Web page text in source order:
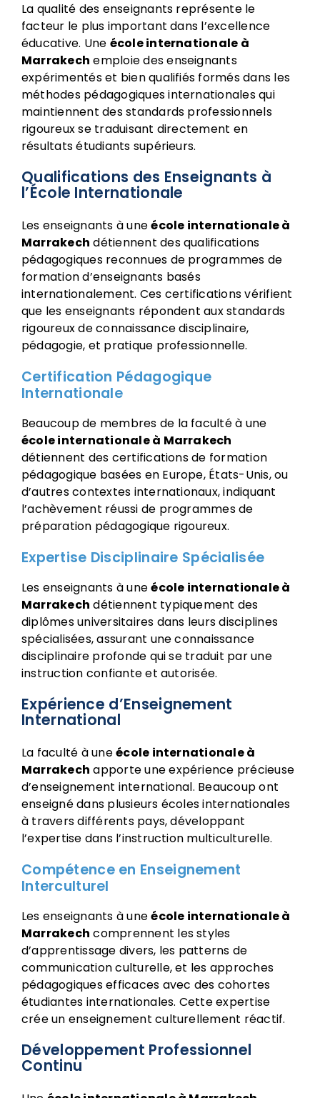
La qualité des enseignants représente le
facteur le plus important dans l’excellence
éducative. Une école internationale à
Marrakech emploie des enseignants
expérimentés et bien qualifiés formés dans les
méthodes pédagogiques internationales qui
maintiennent des standards professionnels
rigoureux se traduisant directement en
résultats étudiants supérieurs.
Qualifications des Enseignants à
l’École Internationale
Les enseignants à uneécole internationale à
Marrakech détiennent des qualifications
pédagogiques reconnues de programmes de
formation d’enseignants basés
internationalement. Ces certifications vérifient
que les enseignants répondent aux standards
rigoureux de connaissance disciplinaire,
pédagogie, et pratique professionnelle.
Certification Pédagogique
Internationale
Beaucoup de membres de la faculté à une
école internationale à Marrakech
détiennent des certifications de formation
pédagogique basées en Europe, États-Unis, ou
d’autres contextes internationaux, indiquant
l’achèvement réussi de programmes de
préparation pédagogique rigoureux.
Expertise Disciplinaire Spécialisée
Les enseignants à uneécole internationale à
Marrakech détiennent typiquement des
diplômes universitaires dans leurs disciplines
spécialisées, assurant une connaissance
disciplinaire profonde qui se traduit par une
instruction confiante et autorisée.
Expérience d’Enseignement
International
La faculté à uneécole internationale à
Marrakech apporte une expérience précieuse
d’enseignement international. Beaucoup ont
enseigné dans plusieurs écoles internationales
à travers différents pays, développant
l’expertise dans l’instruction multiculturelle.
Compétence en Enseignement
Interculturel
Les enseignants à uneécole internationale à
Marrakech comprennent les styles
d’apprentissage divers, les patterns de
communication culturelle, et les approches
pédagogiques efficaces avec des cohortes
étudiantes internationales. Cette expertise
crée un enseignement culturellement réactif.
Développement Professionnel
Continu